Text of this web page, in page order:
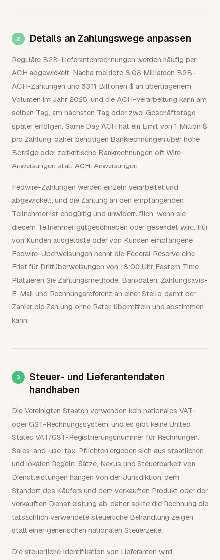
Details an Zahlungswege anpassen
Reguläre B2B-Lieferantenrechnungen werden häufig per
ACH abgewickelt. Nacha meldete 8,08 Milliarden B2B-
ACH-Zahlungen und 63,11 Billionen $ an übertragenem
Volumen im Jahr 2025, und die ACH-Verarbeitung kann am
selben Tag, am nächsten Tag oder zwei Geschäftstage
später erfolgen. Same Day ACH hat ein Limit von 1 Million $
pro Zahlung, daher benötigen Bankrechnungen über hohe
Beträge oder zeitkritische Bankrechnungen oft Wire-
Anweisungen statt ACH-Anweisungen.
Fedwire-Zahlungen werden einzeln verarbeitet und
abgewickelt, und die Zahlung an den empfangenden
Teilnehmer ist endgültig und unwiderruflich, wenn sie
diesem Teilnehmer gutgeschrieben oder gesendet wird. Für
von Kunden ausgelöste oder von Kunden empfangene
Fedwire-Überweisungen nennt die Federal Reserve eine
Frist für Drittüberweisungen von 18:00 Uhr Eastern Time.
Platzieren Sie Zahlungsmethode, Bankdaten, Zahlungsavis-
E-Mail und Rechnungsreferenz an einer Stelle, damit der
Zahler die Zahlung ohne Raten übermitteln und abstimmen
kann.
Steuer- und Lieferantendaten
handhaben
Die Vereinigten Staaten verwenden kein nationales VAT-
oder GST-Rechnungssystem, und es gibt keine United
States VAT/GST-Registrierungsnummer für Rechnungen.
Sales-and-use-tax-Pflichten ergeben sich aus staatlichen
und lokalen Regeln. Sätze, Nexus und Steuerbarkeit von
Dienstleistungen hängen von der Jurisdiktion, dem
Standort des Käufers und dem verkauften Produkt oder der
verkauften Dienstleistung ab, daher sollte die Rechnung die
tatsächlich verwendete steuerliche Behandlung zeigen
statt einer generischen nationalen Steuerzeile.
Die steuerliche Identifikation von Lieferanten wird